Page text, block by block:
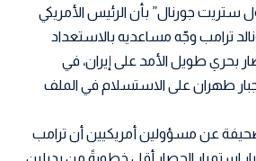
ستريت جورنال” بأن الرئيس الأمريكي
ترامب وجّه مساعديه بالاستعداد
بحري طويل الأمد على إيران، في
طهران على الاستسلام في الملف
عن مسؤولين أمريكيين أن ترامب